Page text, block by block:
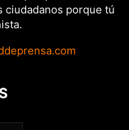
ciudadanos porque tú